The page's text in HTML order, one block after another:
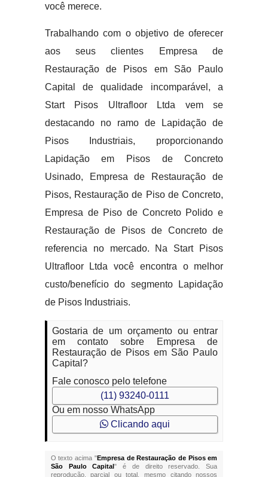
você merece.
Trabalhando com o objetivo de oferecer
aos seus clientes Empresa de
Restauração de Pisos em São Paulo
Capital de qualidade incomparável, a
Start Pisos Ultrafloor Ltda vem se
destacando no ramo de Lapidação de
Pisos Industriais, proporcionando
Lapidação em Pisos de Concreto
Usinado, Empresa de Restauração de
Pisos, Restauração de Piso de Concreto,
Empresa de Piso de Concreto Polido e
Restauração de Pisos de Concreto de
referencia no mercado. Na Start Pisos
Ultrafloor Ltda você encontra o melhor
custo/benefício do segmento Lapidação
de Pisos Industriais.
Gostaria de um orçamento ou entrar
em contato sobre Empresa de
Restauração de Pisos em São Paulo
Capital?
Fale conosco pelo telefone
(11) 93240-0111
Ou em nosso WhatsApp
Clicando aqui
O texto acima "Empresa de Restauração de Pisos em
São Paulo Capital" é de direito reservado. Sua
reprodução, parcial ou total, mesmo citando nossos